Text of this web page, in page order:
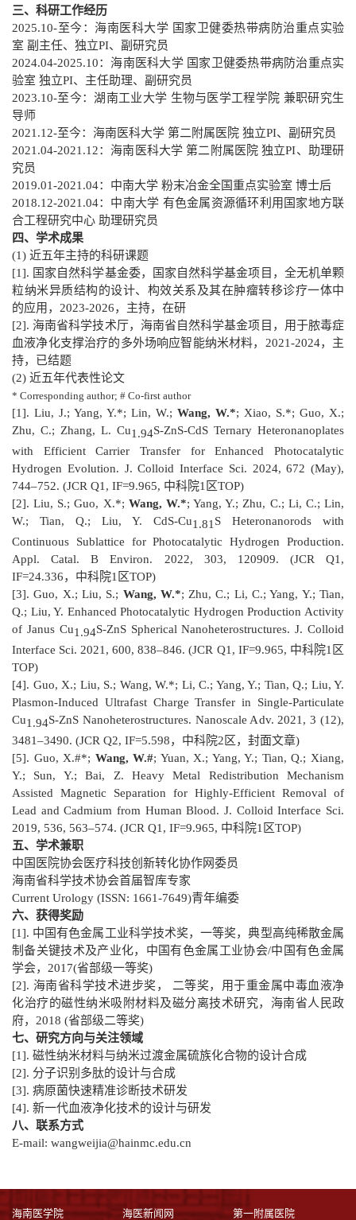
三、科研工作经历
2025.10-至今：海南医科大学 国家卫健委热带病防治重点实验
室 副主任、独立PI、副研究员
2024.04-2025.10：海南医科大学国家卫健委热带病防治重点实
验室 独立PI、主任助理、副研究员
2023.10-至今：湖南工业大学 生物与医学工程学院 兼职研究生
导师
2021.12-至今：海南医科大学 第二附属医院 独立PI、副研究员
2021.04-2021.12：海南医科大学 第二附属医院 独立PI、助理研
究员
2019.01-2021.04：中南大学 粉末冶金全国重点实验室 博士后
2018.12-2021.04：中南大学 有色金属资源循环利用国家地方联
合工程研究中心 助理研究员
四、学术成果
(1) 近五年主持的科研课题
[1]. 国家自然科学基金委，国家自然科学基金项目，全无机单颗
粒纳米异质结构的设计、构效关系及其在肿瘤转移诊疗一体中
的应用，2023-2026，主持，在研
[2]. 海南省科学技术厅，海南省自然科学基金项目，用于脓毒症
血液净化支撑治疗的多外场响应智能纳米材料，2021-2024，主
持，
已结题
(2) 近五年代表性论文
* Corresponding author; # Co-first author
[1]. Liu, J.; Yang, Y.*; Lin, W.; Wang, W.*; Xiao, S.*; Guo, X.;
Zhu, C.; Zhang, L. Cu1.94S-ZnS-CdS Ternary Heteronanoplates
with Efficient Carrier Transfer for Enhanced Photocatalytic
Hydrogen Evolution. J. Colloid Interface Sci. 2024, 672 (May),
744–752. (JCR Q1, IF=9.965, 中科院1区TOP)
[2]. Liu, S.; Guo, X.*; Wang, W.*; Yang, Y.; Zhu, C.; Li, C.; Lin,
W.; Tian, Q.; Liu, Y. CdS-Cu1.81 S Heteronanorods with
Continuous Sublattice for Photocatalytic Hydrogen Production.
Appl. Catal. B Environ. 2022, 303, 120909. (JCR Q1,
IF=24.336，中科院1区TOP)
[3]. Guo, X.; Liu, S.; Wang, W.*; Zhu, C.; Li, C.; Yang, Y.; Tian,
Q.; Liu, Y. Enhanced Photocatalytic Hydrogen Production Activity
of Janus Cu1.94S-ZnS Spherical Nanoheterostructures. J. Colloid
Interface Sci. 2021, 600, 838–846. (JCR Q1, IF=9.965, 中科院1区
TOP)
[4]. Guo, X.; Liu, S.; Wang, W.*; Li, C.; Yang, Y.; Tian, Q.; Liu, Y.
Plasmon-Induced Ultrafast Charge Transfer in Single-Particulate
Cu1.94S-ZnS Nanoheterostructures. Nanoscale Adv. 2021, 3 (12),
3481–3490. (JCR Q2, IF=5.598，中科院2区，封面文章)
[5]. Guo, X.#*; Wang, W.#; Yuan, X.; Yang, Y.; Tian, Q.; Xiang,
Y.; Sun, Y.; Bai, Z. Heavy Metal Redistribution Mechanism
Assisted Magnetic Separation for Highly-Efficient Removal of
Lead and Cadmium from Human Blood. J. Colloid Interface Sci.
2019, 536, 563–574. (JCR Q1, IF=9.965, 中科院1区TOP)
五、学术兼职
中国医院协会医疗科技创新转化协作网委员
海南省科学技术协会首届智库专家
Current Urology (ISSN: 1661-7649)青年编委
六、获得奖励
[1]. 中国有色金属工业科学技术奖，一等奖，典型高纯稀散金属
制备关键技术及产业化，中国有色金属工业协会/中国有色金属
学会，201 7(省部级一等奖)
[2]. 海南省科学技术进步奖， 二等奖，用于重金属中毒血液净
化治疗的磁性纳米吸附材料及磁分离技术研究，海南省人民政
府，2018 (省部级二等奖)
七、 研究方向与关注领域
[1]. 磁性纳米材料与纳米过渡金属硫族化合物的设计合成
[2]. 分子识别 多肽的设计与合成
[3]. 病原菌快速精准诊断技术研发
[4]. 新一代血液净化技术的设计与研发
八、联系方式
E-mail: wangweijia@hainmc.edu.cn
海南医学院 海医新闻网 第一附属医院